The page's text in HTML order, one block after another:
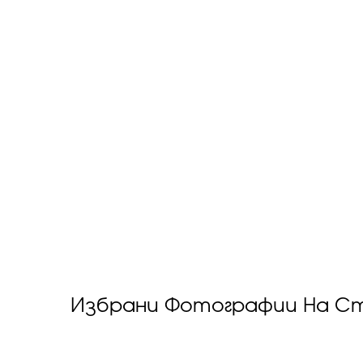
Избрани Фотографии На